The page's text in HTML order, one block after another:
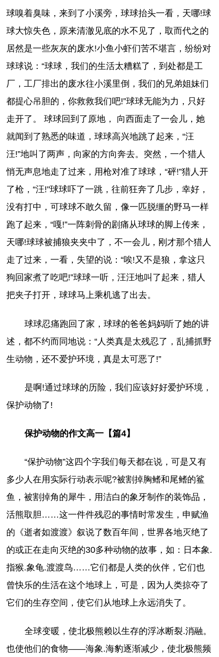
球嗅着臭味，来到了小溪旁，球球抬头一看，天哪!球
球大惊失色，原来清澈见底的水不见了，取而代之的
居然是一些灰灰的废水!小鱼小虾们苦不堪言，纷纷对
球球说：“球球，我们的生活太糟糕了，到处都是工
厂，工厂排出的废水往小溪里倒，我们的兄弟姐妹们
都提心吊胆的，你救救我们吧!”球球无能为力，只好
走开了。 球球回到了原地， 向西面走了一会儿，她
就闻到了熟悉的味道，球球高兴地跳了起来，“汪
汪!”地叫了两声，向家的方向奔去。突然，一个猎人
悄无声息地走了过来，用枪对准了球球，“砰!”猎人开
了枪，“汪!"球球吓了一跳，往前狂奔了几步，幸好，
没有打中，可球球不敢久留，像一匹脱缰的野马一样
跑了起来，“嘎!”一阵刺骨的剧痛从球球的脚上传来，
天哪!球球被捕狼夹夹中了，不一会儿，刚才那个猎人
走了过来，一看，失望的说：“唉!又不是狼，拿这只
狗回家煮了吃吧!”球球一听，汪汪地叫了起来，猎人
把夹子打开，球球马上乘机逃了出去。
球球忍痛跑回了家，球球的爸爸妈妈听了她的讲
述，都不约而同地说：“人类真是太残忍了，乱捕抓野
生动物，还不爱护环境，真是太可恶了!”
是啊!通过球球的历险，我们应该好好爱护环境，
保护动物了!
保护动物的作文高一【篇4】
“保护动物”这四个字我们每天都在说，可是又有
多少人在用实际行动表示呢?被割掉胸鳍和尾鳍的鲨
鱼，被割掉角的犀牛，用洁白的象牙制作的装饰品，
活熊取胆……这一件件残忍的事情时常发生，申赋渔
的《逝者如渡渡》叙说了数百年间，世界各地灭绝了
的或正在走向灭绝的30多种动物的故事，如：日本象.
指猴.象龟.渡渡鸟……它们都是人类的伙伴，它们也
曾快乐的生活在这个地球上，可是，因为人类掠夺了
它们的生存空间，使它们从地球上永远消失了。
全球变暖，使北极熊赖以生存的浮冰断裂.消融。
也使他们的食物——海象.海豹逐渐减少，使北极熊频